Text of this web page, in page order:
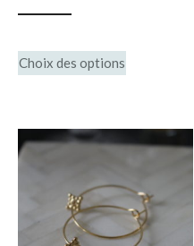
Choix des optionsCe
produit
plusieurs
Les
options